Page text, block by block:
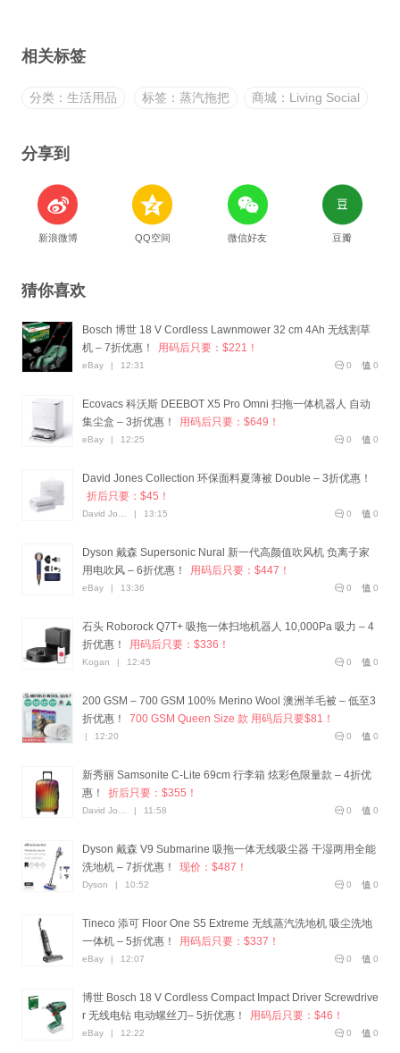
相关标签
分类：生活用品 标签：蒸汽拖把 商城：Living Social
分享到
新浪微博 QQ空间 微信好友 豆瓣
猜你喜欢
Bosch 博世 18 V Cordless Lawnmower 32 cm 4Ah 无线割草
机 – 7折优惠！
用码后只要：$221！
0
0
eBay | 12:31
Ecovacs 科沃斯 DEEBOT X5 Pro Omni 扫拖一体机器人 自动
集尘盒 – 3折优惠！
用码后只要：$649！
0
0
eBay | 12:25
David Jones Collection 环保面料夏薄被 Double – 3折优惠！
折后只要：$45！
0
0
| 13:15
Dyson 戴森 Supersonic Nural 新一代高颜值吹风机 负离子家
用电吹风 – 6折优惠！
用码后只要：$447！
0
0
eBay | 13:36
石头 Roborock Q7T+ 吸拖一体扫地机器人 10,000Pa 吸力 – 4
折优惠！
用码后只要：$336！
0
0
Kogan | 12:45
200 GSM – 700 GSM 100% Merino Wool 澳洲羊毛被 – 低至3
折优惠！
700 GSM Queen Size 款 用码后只要$81！
0
0
| 12:20
新秀丽 Samsonite C-Lite 69cm 行李箱 炫彩色限量款 – 4折优
惠！
折后只要：$355！
0
0
| 11:58
Dyson 戴森 V9 Submarine 吸拖一体无线吸尘器 干湿两用全能
洗地机 – 7折优惠！
现价：$487！
0
0
Dyson | 10:52
Tineco 添可 Floor One S5 Extreme 无线蒸汽洗地机 吸尘洗地
一体机 – 5折优惠！
用码后只要：$337！
0
0
eBay | 12:07
博世 Bosch 18 V Cordless Compact Impact Driver Screwdrive
r 无线电钻 电动螺丝刀– 5折优惠！
用码后只要：$46！
0
0
eBay | 12:22